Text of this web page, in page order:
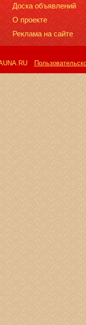
Доска объявлений
О проекте
Реклама на сайте